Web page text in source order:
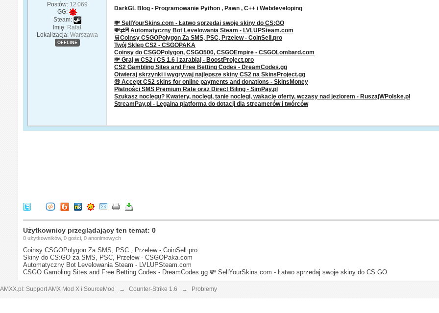
Postów: 12 069
GG:
Steam:
Imię: Rafał
Lokalizacja: Warszawa
OFFLINE
DarkGL Blog - Programowanie Python , Pawn , C++ i Webdeveloping
💸 SellYourSkins.com - Łatwo sprzedaj swoje skiny doCS:GO
💸⇄🃏 Automatyczny Bot Levelowania Steam - LVLUPSteam.com
🛒Coinsy CSGOPolygon Za SMS, PSC, Przelew - CoinSell.pro
Twój Sklep CS2 - CSGOPAKA
Coinsy do CSGOPolygon, CSGO500, CSGOEmpire - CSGOLombard.com
💸 Graj w CS2 /CS 1.6 i zarabiaj - BoostProject.pro
CS2 Gambling Sites and Free Betting Codes - DreamCodes.gg
Otwieraj skrzynki i wygrywaj najlepsze skiny CS2 na SkinsProject.gg
🤑 Accept CS2 skins for online payments and donations - SkinsMoney
Płatności SMS Premium Rate oraz Direct Biling - SimPay.pl
Szukasz noclegu? Kwatery, noclegi, tanie noclegi, wakacje oferty, wczasy nad jeziorem - RuszajWPolske.pl
StreamPay.pl - Legalna platforma do dotacji dla streamerów i twórców
Użytkownicy przeglądający ten temat: 0
0 użytkowników, 0 gości, 0 anonimowych
Coinsy CSGOPolygon Za SMS, PSC , Przelew - CoinSell.pro
Skiny do CS:GO za SMS, PSC, Przelew - CSGOPaka.com
Automatyczny Bot Levelowania Steam - LVLUPSteam.com
CSGO Gambling Sites and Free Betting Codes - DreamCodes.gg 💸 SellYourSkins.com - Łatwo sprzedaj swoje skiny do CS:GO
AMXX.pl: Support AMX Mod X i SourceMod → Counter-Strike 1.6 → Problemy